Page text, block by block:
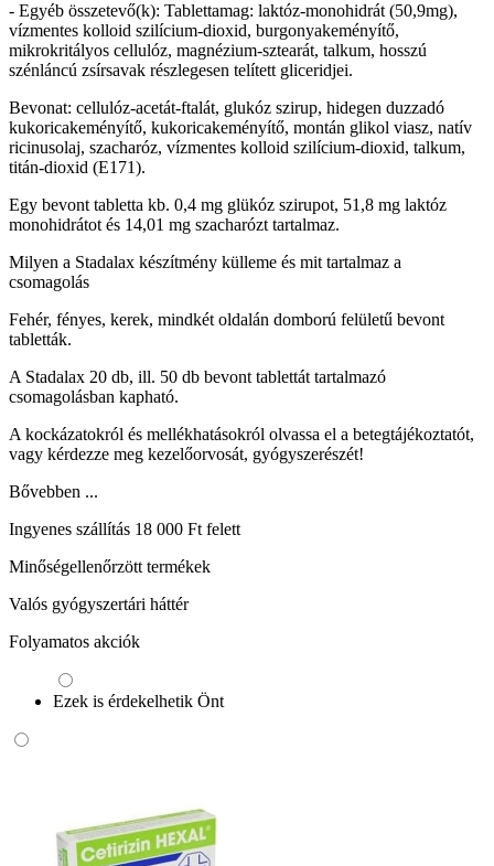
- Egyéb összetevő(k): Tablettamag: laktóz-monohidrát (50,9mg),
vízmentes kolloid szilícium-dioxid, burgonyakeményítő,
mikrokritályos cellulóz, magnézium-sztearát, talkum, hosszú
szénláncú zsírsavak részlegesen telített gliceridjei.
Bevonat: cellulóz-acetát-ftalát, glukóz szirup, hidegen duzzadó
kukoricakeményítő, kukoricakeményítő, montán glikol viasz, natív
ricinusolaj, szacharóz, vízmentes kolloid szilícium-dioxid, talkum,
titán-dioxid (E171).
Egy bevont tabletta kb. 0,4 mg glükóz szirupot, 51,8 mg laktóz
monohidrátot és 14,01 mg szacharózt tartalmaz.
Milyen a Stadalax készítmény külleme és mit tartalmaz a
csomagolás
Fehér, fényes, kerek, mindkét oldalán domború felületű bevont
tabletták.
A Stadalax 20 db, ill. 50 db bevont tablettát tartalmazó
csomagolásban kapható.
A kockázatokról és mellékhatásokról olvassa el a betegtájékoztatót,
vagy kérdezze meg kezelőorvosát, gyógyszerészét!
Bővebben ...
Ingyenes szállítás 18 000 Ft felett
Minőségellenőrzött termékek
Valós gyógyszertári háttér
Folyamatos akciók
Ezek is érdekelhetik Önt